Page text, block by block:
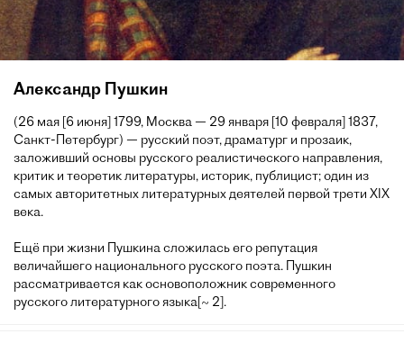
Александр Пушкин
(26 мая [6 июня] 1799, Москва — 29 января [10 февраля] 1837,
Санкт-Петербург) — русский поэт, драматург и прозаик,
заложивший основы русского реалистического направления,
критик и теоретик литературы, историк, публицист; один из
самых авторитетных литературных деятелей первой трети XIX
века.
Ещё при жизни Пушкина сложилась его репутация
величайшего национального русского поэта. Пушкин
рассматривается как основоположник современного
русского литературного языка[~ 2].